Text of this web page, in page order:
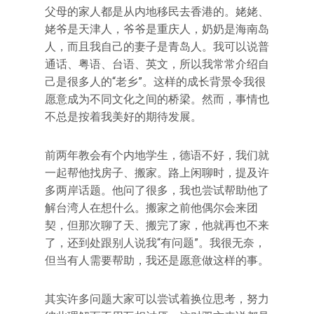
父母的家人都是从内地移民去香港的。姥姥、
姥爷是天津人，爷爷是重庆人，奶奶是海南岛
人，而且我自己的妻子是青岛人。我可以说普
通话、粤语、台语、英文，所以我常常介绍自
己是很多人的“老乡”。这样的成长背景令我很
愿意成为不同文化之间的桥梁。然而，事情也
不总是按着我美好的期待发展。
前两年教会有个内地学生，德语不好，我们就
一起帮他找房子、搬家。路上闲聊时，提及许
多两岸话题。他问了很多，我也尝试帮助他了
解台湾人在想什么。搬家之前他偶尔会来团
契，但那次聊了天、搬完了家，他就再也不来
了，还到处跟别人说我“有问题”。我很无奈，
但当有人需要帮助，我还是愿意做这样的事。
其实许多问题大家可以尝试着换位思考，努力